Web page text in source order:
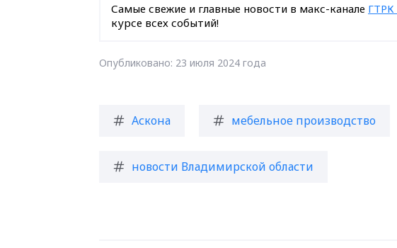
Самые свежие и главные новости в макс-канале
курсе всех событий!
Опубликовано: 23 июля 2024 года
Аскона мебельное производство
новости Владимирской области